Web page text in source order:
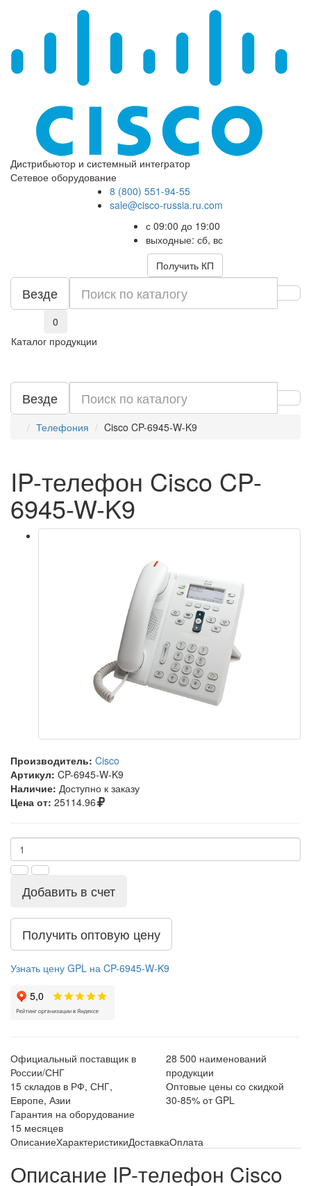
Дистрибьютор и системный интегратор
Сетевое оборудование
8 (800) 551-94-55
sale@cisco-russia.ru.com
с 09:00 до 19:00
выходные: сб, вс
Получить КП
Везде
0
Каталог продукции
Везде
Телефония Cisco CP-6945-W-K9
IP-телефон Cisco CP-
6945-W-K9
Производитель: Cisco
Артикул: CP-6945-W-K9
Наличие: Доступно к заказу
Цена от: 25114.96
Добавить в счет
Получить оптовую цену
Узнать цену GPL на CP-6945-W-K9
Официальный поставщик в
России/СНГ
28 500 наименований
продукции
15 складов в РФ, СНГ,
Европе, Азии
Оптовые цены со скидкой
30-85% от GPL
Гарантия на оборудование
15 месяцев
ОписаниеХарактеристикиДоставкаОплата
Описание IP-телефон Cisco